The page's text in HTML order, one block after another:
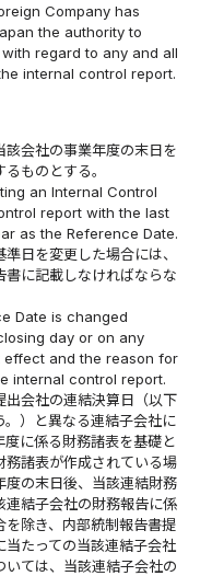
Company has
the authority to
regard to any and all
internal control report.
会社の事業年度の末日を
ものとする。
an Internal Control
report with the last
as the Reference Date.
日を変更した場合には、
に記載しなければならな
Date is changed
day or on any
effect and the reason for
internal control report.
出会社の連結決算日（以下
。）と異なる連結子会社に
に係る財務諸表を基礎と
務諸表が作成されている場
度の末日後、当該連結財務
連結子会社の財務報告に係
除き、内部統制報告書提
たっての当該連結子会社
ては、当該連結子会社の